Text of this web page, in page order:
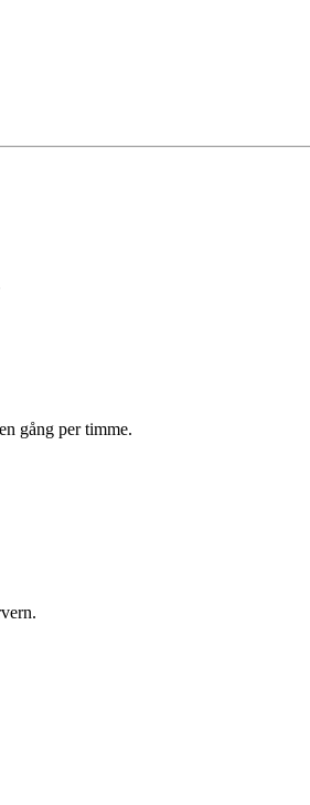
gång per timme.